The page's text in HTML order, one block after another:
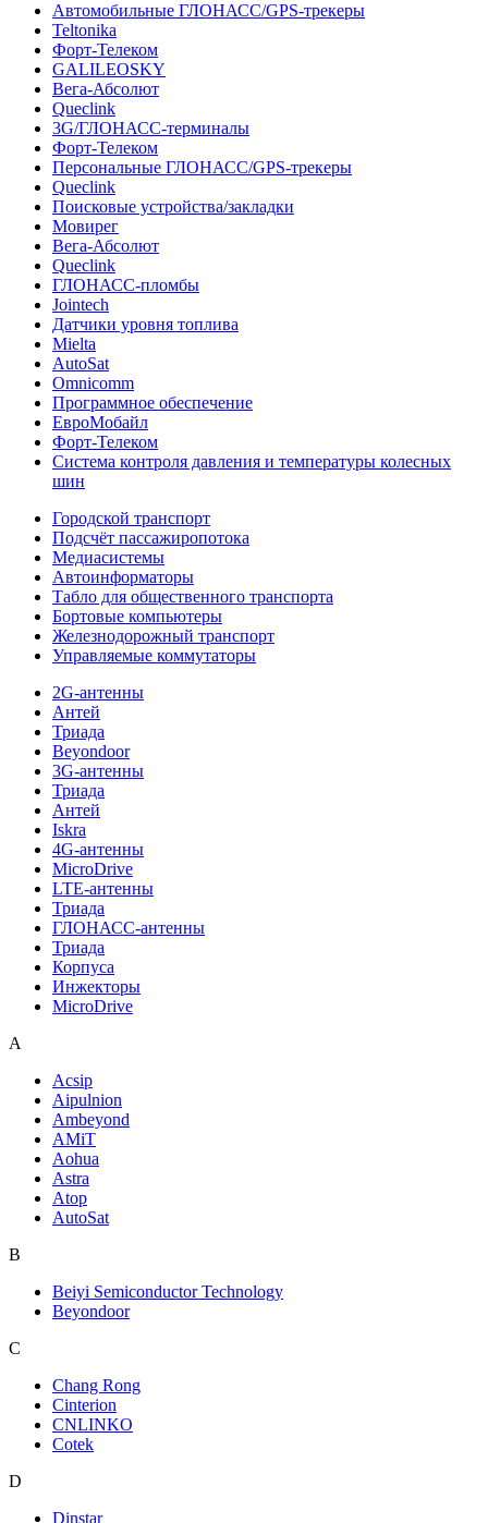
Автомобильные ГЛОНАСС/GPS-трекеры
Teltonika
Форт-Телеком
GALILEOSKY
Вега-Абсолют
Queclink
3G/ГЛОНАСС-терминалы
Форт-Телеком
Персональные ГЛОНАСС/GPS-трекеры
Queclink
Поисковые устройства/закладки
Мовирег
Вега-Абсолют
Queclink
ГЛОНАСС-пломбы
Jointech
Датчики уровня топлива
Mielta
AutoSat
Omnicomm
Программное обеспечение
ЕвроМобайл
Форт-Телеком
Система контроля давления и температуры колесных
шин
Городской транспорт
Подсчёт пассажиропотока
Медиасистемы
Автоинформаторы
Табло для общественного транспорта
Бортовые компьютеры
Железнодорожный транспорт
Управляемые коммутаторы
2G-антенны
Антей
Триада
Beyondoor
3G-антенны
Триада
Антей
Iskra
4G-антенны
MicroDrive
LTE-антенны
Триада
ГЛОНАСС-антенны
Триада
Корпуса
Инжекторы
MicroDrive
A
Acsip
Aipulnion
Ambeyond
AMiT
Aohua
Astra
Atop
AutoSat
B
Beiyi Semiconductor Technology
Beyondoor
C
Chang Rong
Cinterion
CNLINKO
Cotek
D
Dinstar